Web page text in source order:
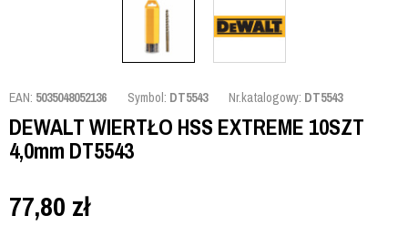
EAN: 5035048052136 Symbol: DT5543 Nr.katalogowy: DT5543
DEWALT WIERTŁO HSS EXTREME 10SZT
4,0mm DT5543
77,80 zł